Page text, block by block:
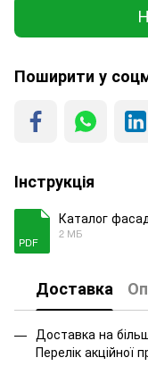
Поширити у
Інструкція
PDF
Каталог
2 МБ
Доставка
Доставка на
Перелік акційної